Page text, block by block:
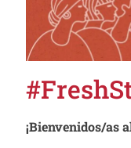
¡Bienvenidos/as